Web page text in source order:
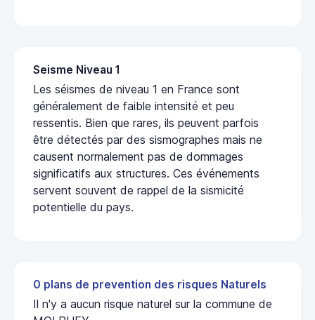
Seisme Niveau 1
Les séismes de niveau 1 en France sont
généralement de faible intensité et peu
ressentis. Bien que rares, ils peuvent parfois
être détectés par des sismographes mais ne
causent normalement pas de dommages
significatifs aux structures. Ces événements
servent souvent de rappel de la sismicité
potentielle du pays.
0 plans de prevention des risques Naturels
Il n'y a aucun risque naturel sur la commune de